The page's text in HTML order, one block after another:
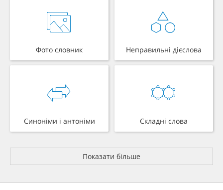
Фото словник Неправильні дієслова
Синоніми і антоніми Складні слова
Показати більше